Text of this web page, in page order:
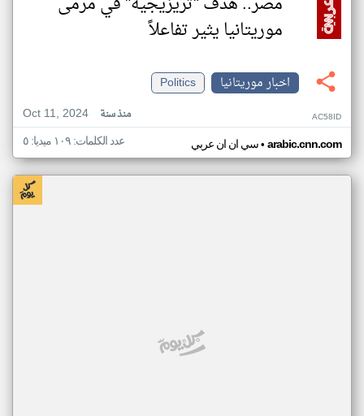
موريتانيا يثير تفاعلاً
اخبار موريتانيا
Politics
Oct 11, 2024
منذ سنة AC58ID
سي ان ان عربي• arabic.cnn.com عدد الكلمات: ١٠٩ ميديا: ٥